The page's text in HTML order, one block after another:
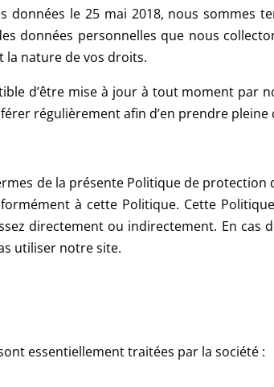
données le 25 mai 2018, nous sommes
données personnelles que nous
la nature de vos droits.
d’être mise à jour à tout moment par
régulièrement afin d’en prendre pleine
de la présente Politique de protection
à cette Politique. Cette
directement ou indirectement. En cas
utiliser notre site.
essentiellement traitées par la société :